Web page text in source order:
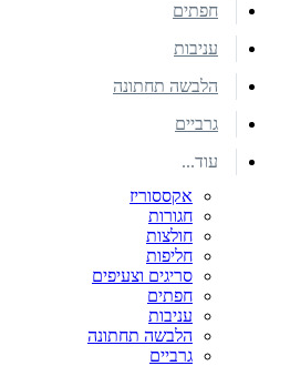
חפתים
עניבות
הלבשה תחתונה
גרביים
עוד...
אקססוריז
חגורות
חולצות
חליפות
סריגים וצעיפים
חפתים
עניבות
הלבשה תחתונה
גרביים